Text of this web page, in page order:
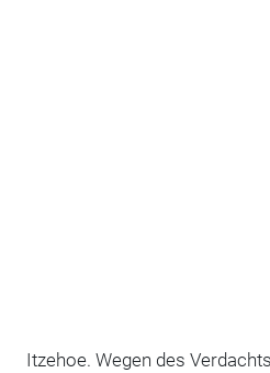
Itzehoe. Wegen des